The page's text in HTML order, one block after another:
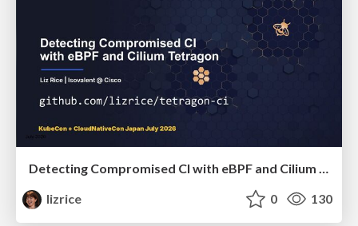
Detecting Compromised CI with eBPF and Cilium Tetragon
lizrice
0 130